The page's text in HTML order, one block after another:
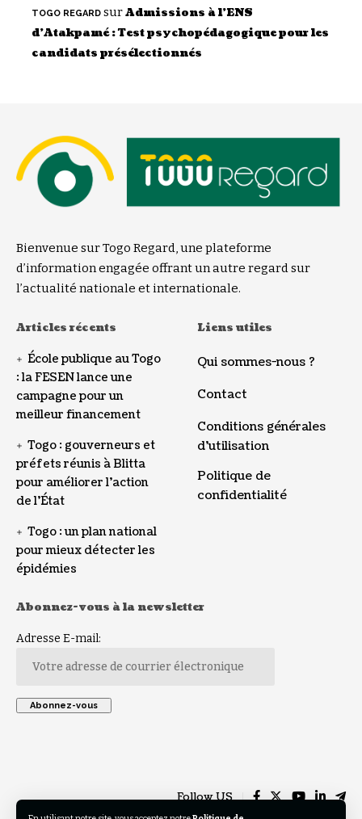
TOGO REGARD surAdmissions à l’ENS
d’Atakpamé : Test psychopédagogique pour les
candidats présélectionnés
Bienvenue sur Togo Regard, une plateforme
d’information engagée offrant un autre regard sur
l’actualité nationale et internationale.
Articles récents
École publique au Togo
: la FESEN lance une
campagne pour un
meilleur financement
Togo : gouverneurs et
préfets réunis à Blitta
pour améliorer l’action
de l’État
Togo : un plan national
pour mieux détecter les
épidémies
Liens utiles
Qui sommes-nous ?
Contact
Conditions générales
d’utilisation
Politique de
confidentialité
Abonnez-vous à la newsletter
Adresse E-mail:
Follow US